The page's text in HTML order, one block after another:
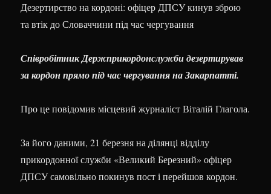
Дезертирство на кордоні: офіцер ДПСУ кинув зброю
та втік до Словаччини під час чергування
Співробітник Держприкордонслужби дезертирував
за кордон прямо під час чергування на Закарпатті.
Про це повідомив місцевий журналіст Віталій Глагола.
За його даними, 21 березня на ділянці відділу
прикордонної служби «Великий Березний» офіцер
ДПСУ самовільно покинув пост і перейшов кордон.